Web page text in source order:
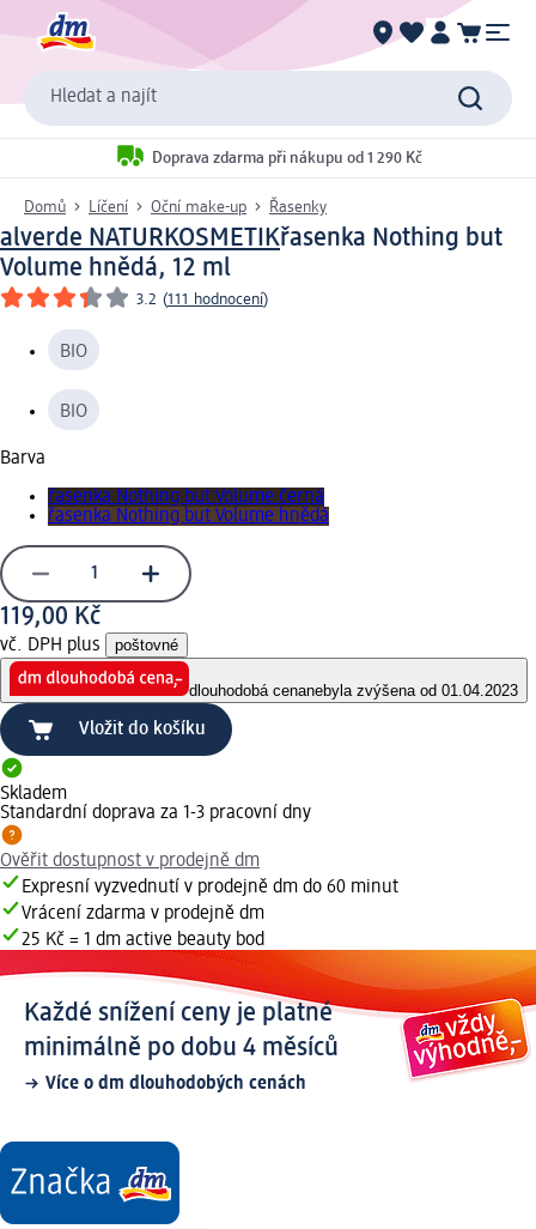
Hledat a najít
Doprava zdarma při nákupu od 1 290 Kč
Domů Líčení Oční make-up Řasenky
alverde NATURKOSMETIKřasenka Nothing but
Volume hnědá, 12 ml
3.2 (111 hodnocení)
BIO
BIO
Barva
řasenka Nothing but Volume černá
řasenka Nothing but Volume hnědá
119,00 Kč
vč. DPH plus poštovné
dlouhodobá cenanebyla zvýšena od 01.04.2023
Vložit do košíku
Skladem
Standardní doprava za 1-3 pracovní dny
Ověřit dostupnost v prodejně dm
Expresní vyzvednutí v prodejně dm do 60 minut
Vrácení zdarma v prodejně dm
25 Kč = 1 dm active beauty bod
Každé snížení ceny je platné
minimálně po dobu 4 měsíců
Více o dm dlouhodobých cenách